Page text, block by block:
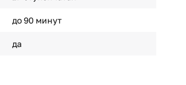
до 90 минут
да